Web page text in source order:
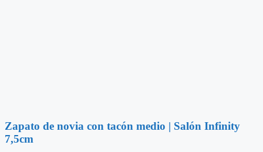
Zapato de novia con tacón medio | Salón Infinity
7,5cm